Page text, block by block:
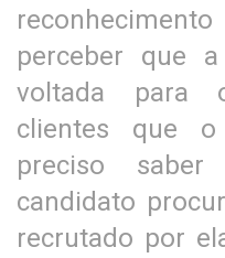
perceber que
voltada para
clientes que
preciso
candidato
recrutado por